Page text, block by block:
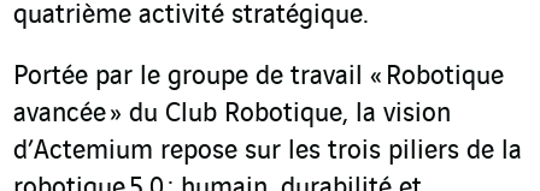
quatrième activité stratégique.
Portée par le groupe de travail « Robotique
avancée » du Club Robotique, la vision
d’Actemium repose sur les trois piliers de la